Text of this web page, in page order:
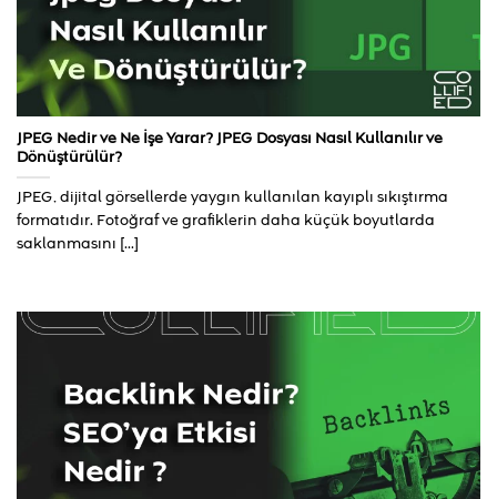
JPEG Nedir ve Ne İşe Yarar? JPEG Dosyası Nasıl Kullanılır ve
Dönüştürülür?
JPEG, dijital görsellerde yaygın kullanılan kayıplı sıkıştırma
formatıdır. Fotoğraf ve grafiklerin daha küçük boyutlarda
saklanmasını [...]